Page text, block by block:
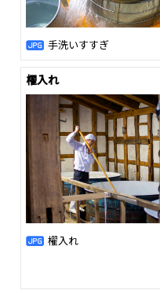
手洗いすすぎ
櫂入れ
櫂入れ